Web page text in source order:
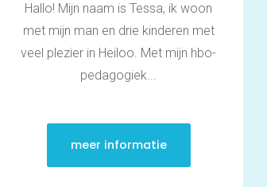
verbeteren met neurofeedback
verminderen met
| HSP
| voorbereiding voor de
met AI (VO) | masterclass
Hallo! Mijn naam is Tessa, ik woon
met mijn man en drie kinderen met
veel plezier in Heiloo. Met mijn hbo-
pedagogiek...
meer informatie